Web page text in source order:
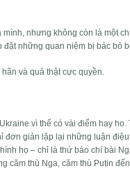
nhưng không còn là một
đặt những quan niệm bị bác bỏ
và quả thật cực quyền.
vì thế có vài điểm hay
đơn giản lặp lại những luận
họ – chỉ là thứ báo chí bài
căm thù Nga, căm thù Putin